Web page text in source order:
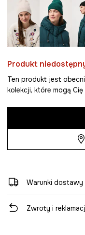
Produkt
Ten produkt jest
kolekcji, które mogą
Warunki dostawy
Zwroty i